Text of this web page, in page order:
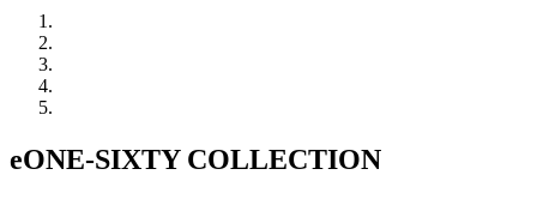
eONE-SIXTY COLLECTION